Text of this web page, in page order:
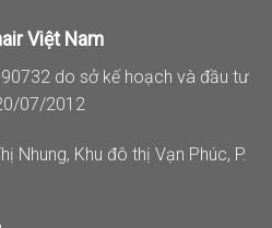
Việt Nam
do sở kế hoạch và đầu tư
07/2012
Nhung, Khu đô thị Vạn Phúc, P.